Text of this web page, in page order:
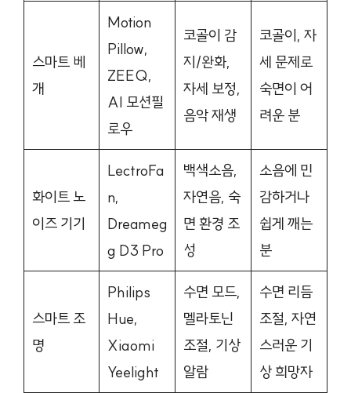
스마트 베
개
Motion
Pillow,
ZEEQ,
AI 모션필
로우
코골이 감
지/완화,
자세 보정,
음악 재생
코골이, 자
세 문제로
숙면이 어
려운 분
화이트 노
이즈 기기
LectroFa
n,
Dreameg
g D3 Pro
백색소음,
자연음, 숙
면 환경 조
성
소음에 민
감하거나
쉽게 깨는
분
스마트 조
명
Philips
Hue,
Xiaomi
Yeelight
수면 모드,
멜라토닌
조절, 기상
알람
수면 리듬
조절, 자연
스러운 기
상 희망자